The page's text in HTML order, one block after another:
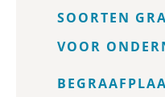
SOORTEN
VOOR